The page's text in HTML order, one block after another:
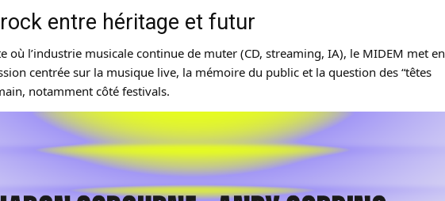
entre héritage et futur
où l’industrie musicale continue de muter (CD, streaming, IA), le MIDEM met en
centrée sur la musique live, la mémoire du public et la question des “têtes
notamment côté festivals.